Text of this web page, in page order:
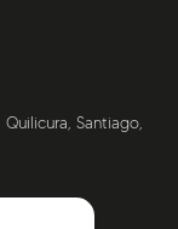
Santiago,